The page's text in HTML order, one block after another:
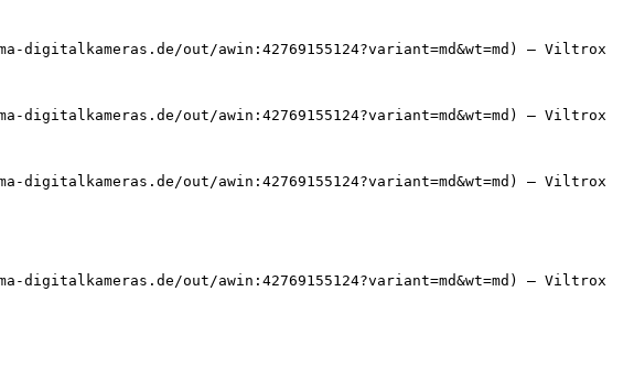
out/awin:42769155124?variant=md&wt=md) — Viltrox
out/awin:42769155124?variant=md&wt=md) — Viltrox
out/awin:42769155124?variant=md&wt=md) — Viltrox
out/awin:42769155124?variant=md&wt=md) — Viltrox